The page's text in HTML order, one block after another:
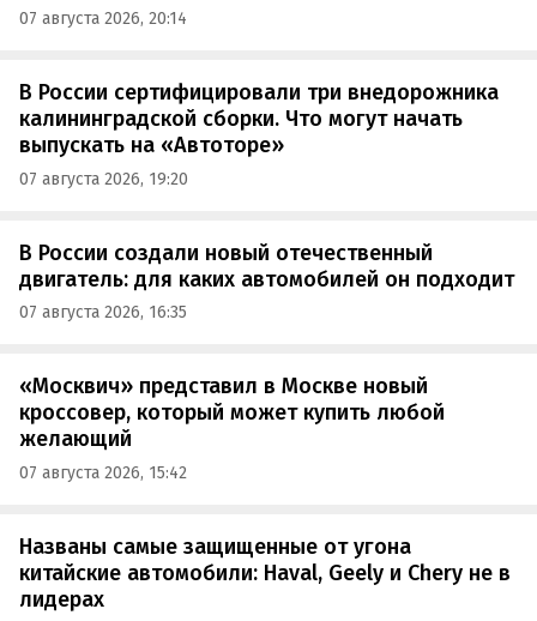
07 августа 2026, 20:14
В России сертифицировали три внедорожника
калининградской сборки. Что могут начать
выпускать на «Автоторе»
07 августа 2026, 19:20
В России создали новый отечественный
двигатель: для каких автомобилей он подходит
07 августа 2026, 16:35
«Москвич» представил в Москве новый
кроссовер, который может купить любой
желающий
07 августа 2026, 15:42
Названы самые защищенные от угона
китайские автомобили: Haval, Geely и Chery не в
лидерах